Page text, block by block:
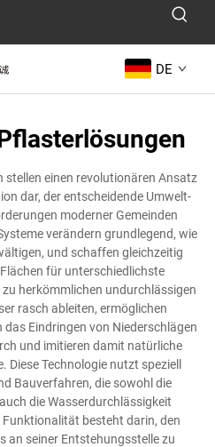
DE
stellen einen revolutionären Ansatz
dar, der entscheidende Umwelt-
moderner Gemeinden
verändern grundlegend, wie
und schaffen gleichzeitig
für unterschiedlichste
herkömmlichen undurchlässigen
rasch ableiten, ermöglichen
Eindringen von Niederschlägen
und imitieren damit natürliche
Technologie nutzt speziell
Bauverfahren, die sowohl die
die Wasserdurchlässigkeit
besteht darin, den
an seiner Entstehungsstelle zu